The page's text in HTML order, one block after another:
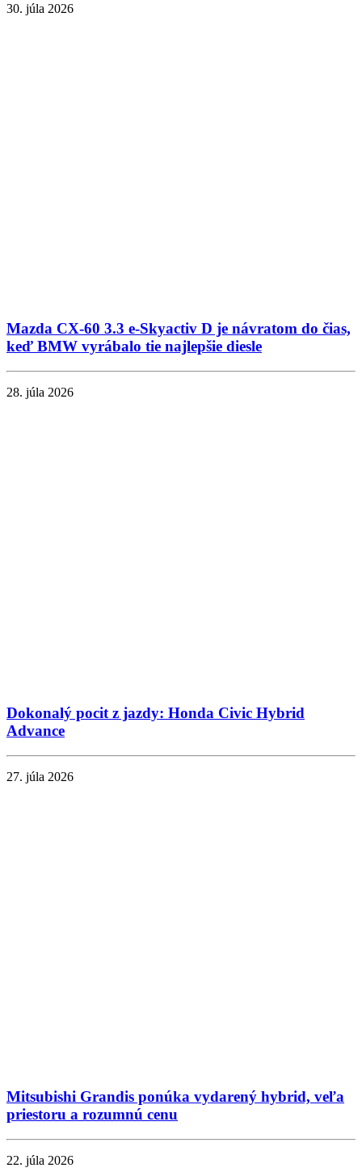
30. júla 2026
Mazda CX-60 3.3 e-Skyactiv D je návratom do čias,
keď BMW vyrábalo tie najlepšie diesle
28. júla 2026
Dokonalý pocit z jazdy: Honda Civic Hybrid
Advance
27. júla 2026
Mitsubishi Grandis ponúka vydarený hybrid, veľa
priestoru a rozumnú cenu
22. júla 2026